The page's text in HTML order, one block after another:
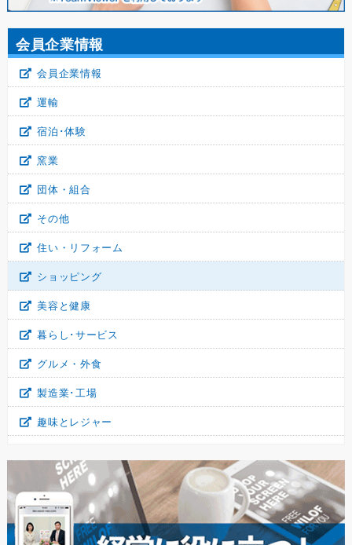
会員企業情報
会員企業情報
運輸
宿泊･体験
窯業
団体・組合
その他
住い・リフォーム
ショッピング
美容と健康
暮らし･サービス
グルメ・外食
製造業･工場
趣味とレジャー